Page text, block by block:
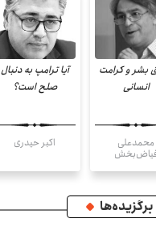
بشر و کرامت
انسانی
محمدعلی
آیا ترامپ به دنبال
صلح است؟
اکبر حیدری
برگزیده‌ها